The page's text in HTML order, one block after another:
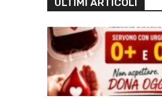
ULTIMI ARTICOLI